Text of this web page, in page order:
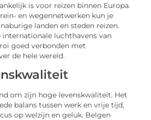
is voor reizen binnen Europa.
en wegennetwerken kun je
landen en steden reizen.
internationale luchthavens van
goed verbonden met
de hele wereld.
om zijn hoge levenskwaliteit. Het
balans tussen werk en vrije tijd,
op welzijn en geluk. Belgen